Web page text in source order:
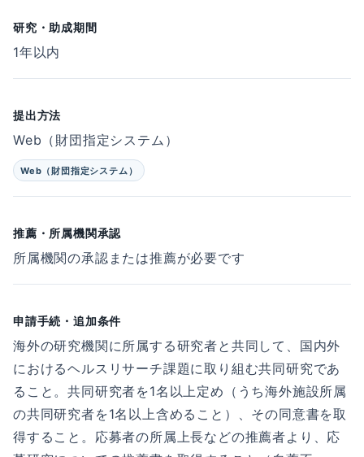
研究・助成期間
1年以内
提出方法
Web（財団指定システム）
Web（財団指定システム）
推薦・所属機関承認
所属機関の承認または推薦が必要です
申請手続・追加条件
海外の研究機関に所属する研究者と共同して、国内外
におけるヘルスリサーチ課題に取り組む共同研究であ
ること。共同研究者を1名以上定め（うち海外施設所属
の共同研究者を1名以上含めること）、その同意書を取
得すること。応募者の所属上長などの推薦者より、応